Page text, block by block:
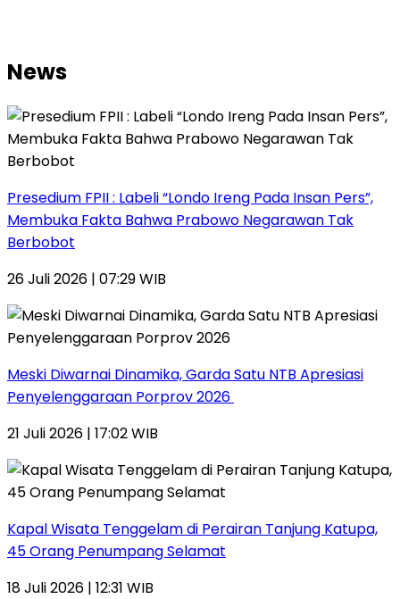
News
Presedium FPII : Labeli “Londo Ireng Pada Insan Pers”,
Membuka Fakta Bahwa Prabowo Negarawan Tak
Berbobot
26 Juli 2026 | 07:29 WIB
Meski Diwarnai Dinamika, Garda Satu NTB Apresiasi
Penyelenggaraan Porprov 2026 ‎
21 Juli 2026 | 17:02 WIB
Kapal Wisata Tenggelam di Perairan Tanjung Katupa,
45 Orang Penumpang Selamat
18 Juli 2026 | 12:31 WIB